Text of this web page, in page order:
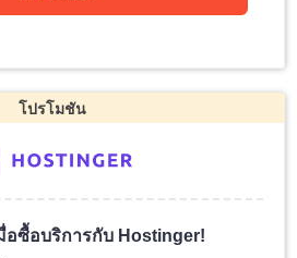
โปรโมชัน
อซื้อบริการกับ Hostinger!